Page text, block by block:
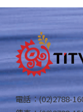
電話：(02)2788-